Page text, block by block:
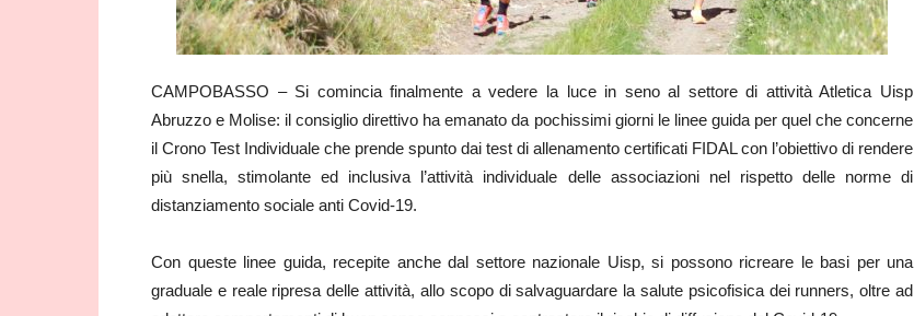
CAMPOBASSO – Si comincia finalmente a vedere la luce in seno al settore di attività Atletica Uisp
Abruzzo e Molise: il consiglio direttivo ha emanato da pochissimi giorni le linee guida per quel che concerne
il Crono Test Individuale che prende spunto dai test di allenamento certificati FIDAL con l’obiettivo di rendere
più snella, stimolante ed inclusiva l’attività individuale delle associazioni nel rispetto delle norme di
distanziamento sociale anti Covid-19.
Con queste linee guida, recepite anche dal settore nazionale Uisp, si possono ricreare le basi per una
graduale e reale ripresa delle attività, allo scopo di salvaguardare la salute psicofisica dei runners, oltre ad